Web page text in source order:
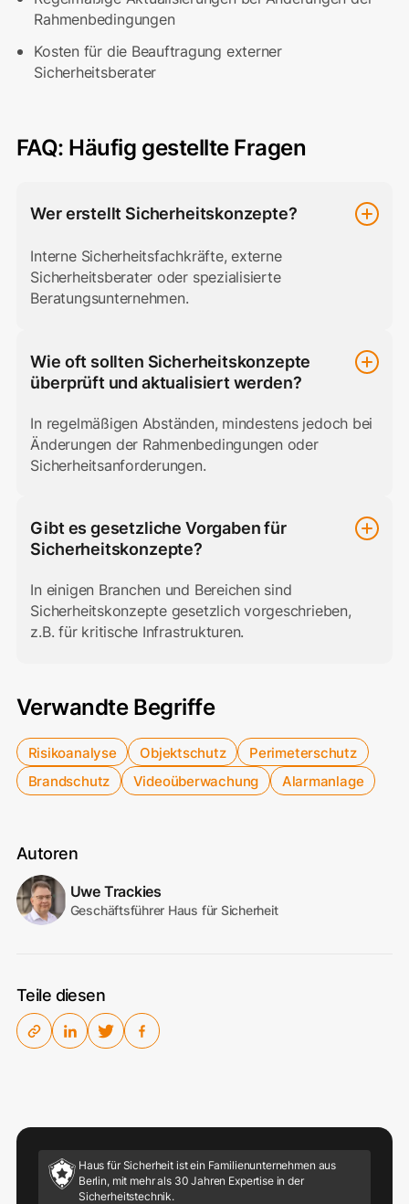
Rahmenbedingungen
Kosten für die Beauftragung externer
Sicherheitsberater
FAQ: Häufig gestellte Fragen
Wer erstellt Sicherheitskonzepte?
Interne Sicherheitsfachkräfte, externe
Sicherheitsberater oder spezialisierte
Beratungsunternehmen.
Wie oft sollten Sicherheitskonzepte
überprüft und aktualisiert werden?
In regelmäßigen Abständen, mindestens jedoch bei
Änderungen der Rahmenbedingungen oder
Sicherheitsanforderungen.
Gibt es gesetzliche Vorgaben für
Sicherheitskonzepte?
In einigen Branchen und Bereichen sind
Sicherheitskonzepte gesetzlich vorgeschrieben,
z.B. für kritische Infrastrukturen.
Verwandte Begriffe
Risikoanalyse Objektschutz
Perimeterschutz
Brandschutz
Videoüberwachung Alarmanlage
Autoren
Uwe Trackies
Geschäftsführer Haus für Sicherheit
Teile diesen
Haus für Sicherheit ist ein Familienunternehmen aus
Berlin, mit mehr als 30 Jahren Expertise in der
Sicherheitstechnik.